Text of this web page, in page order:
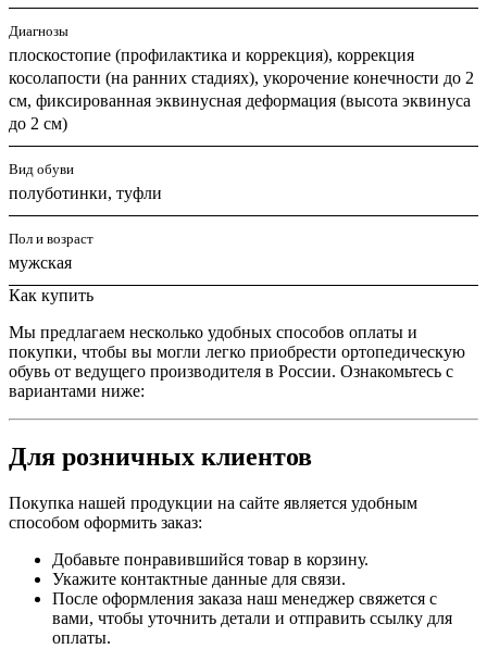
Диагнозы
плоскостопие (профилактика и коррекция), коррекция
косолапости (на ранних стадиях), укорочение конечности до 2
см, фиксированная эквинусная деформация (высота эквинуса
до 2 см)
Вид обуви
полуботинки, туфли
Пол и возраст
мужская
Как купить
Мы предлагаем несколько удобных способов оплаты и
покупки, чтобы вы могли легко приобрести ортопедическую
обувь от ведущего производителя в России. Ознакомьтесь с
вариантами ниже:
Для розничных клиентов
Покупка нашей продукции на сайте является удобным
способом оформить заказ:
Добавьте понравившийся товар в корзину.
Укажите контактные данные для связи.
После оформления заказа наш менеджер свяжется с
вами, чтобы уточнить детали и отправить ссылку для
оплаты.